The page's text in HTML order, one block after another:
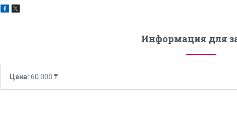
Информация для
Цена: 60 000 ₸